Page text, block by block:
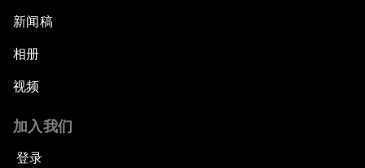
新闻稿
相册
视频
加入我们
登录